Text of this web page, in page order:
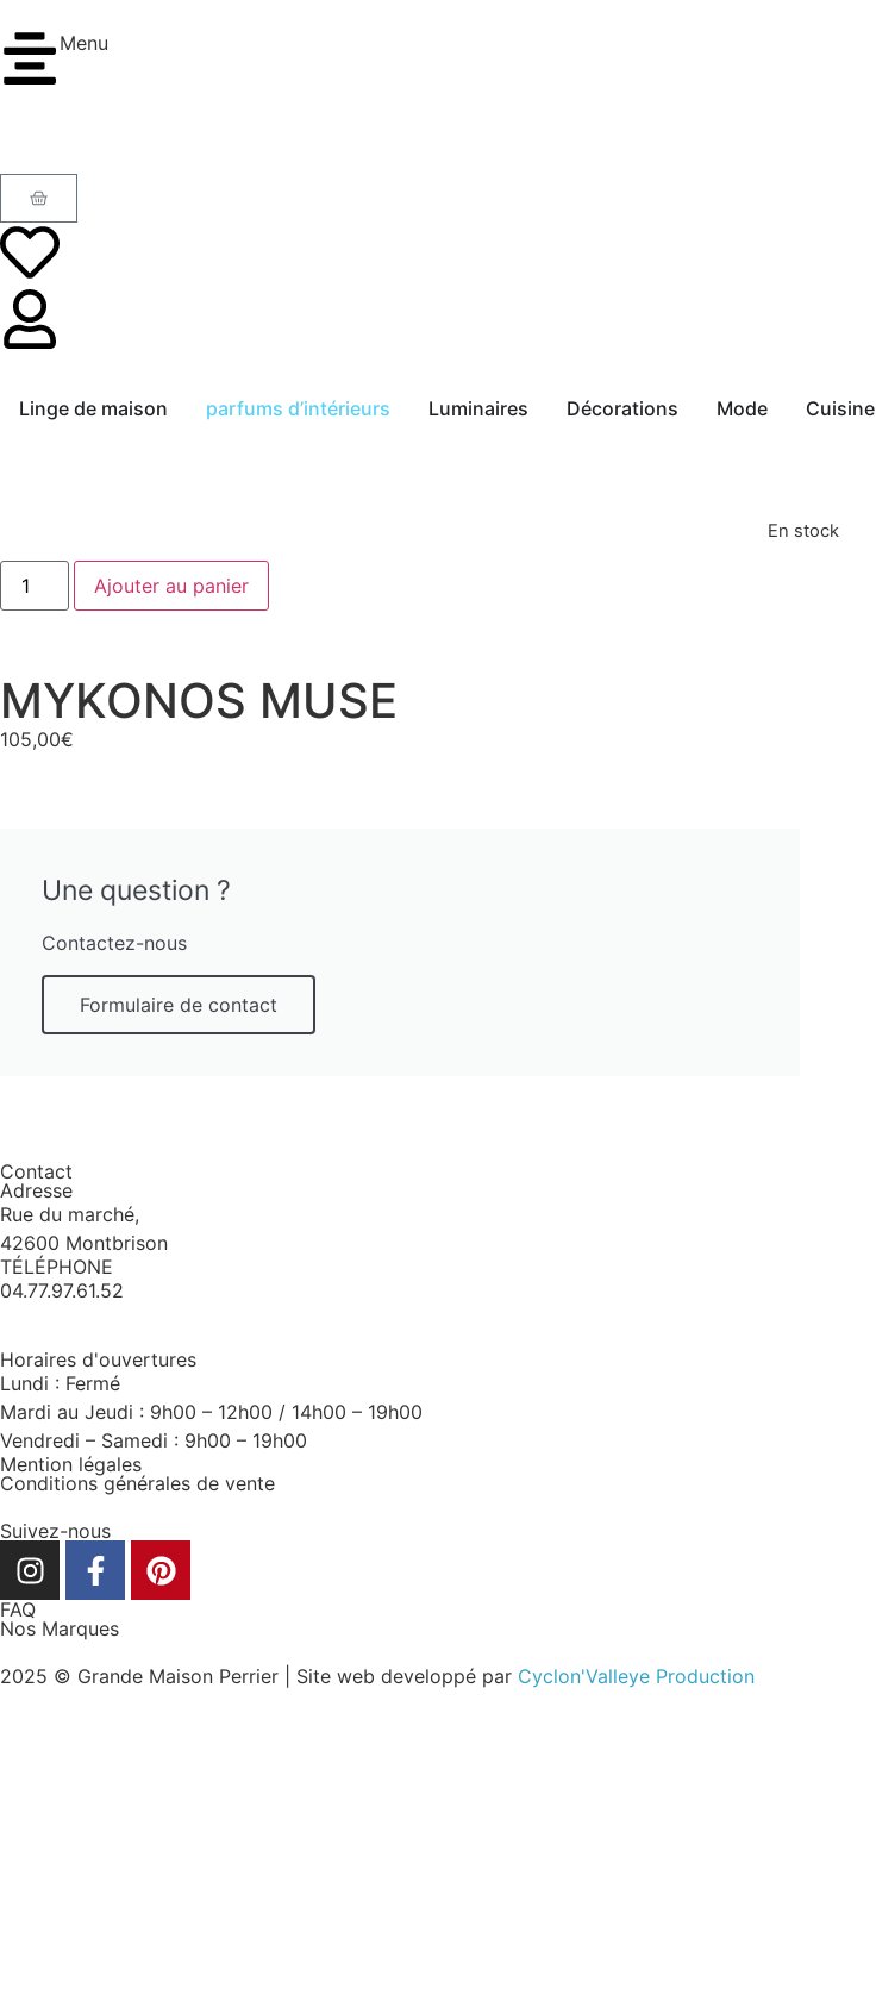
Menu
Linge de maison parfums d’intérieurs Luminaires Décorations Mode Cuisine
En stock
Ajouter au panier
MYKONOS MUSE
105,00€
Une question ?
Contactez-nous
Formulaire de contact
Contact
Adresse
Rue du marché,
42600 Montbrison
TÉLÉPHONE
04.77.97.61.52
Horaires d'ouvertures
Lundi : Fermé
Mardi au Jeudi : 9h00 – 12h00 / 14h00 – 19h00
Vendredi – Samedi : 9h00 – 19h00
Mention légales
Conditions générales de vente
Suivez-nous
FAQ
Nos Marques
2025 © Grande Maison Perrier | Site web developpé par Cyclon'Valleye Production